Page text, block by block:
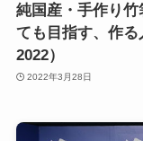
純国産・手作り
ても目指す、作
2022）
2022年3月28日